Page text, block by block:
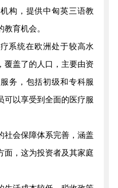
构，提供中匈英三语教
育机会。
统在欧洲处于较高水
覆盖了的人口，主要由资
务，包括初级和专科服
可以享受到全面的医疗服
会保障体系完善，涵盖
面，这为投资者及其家庭